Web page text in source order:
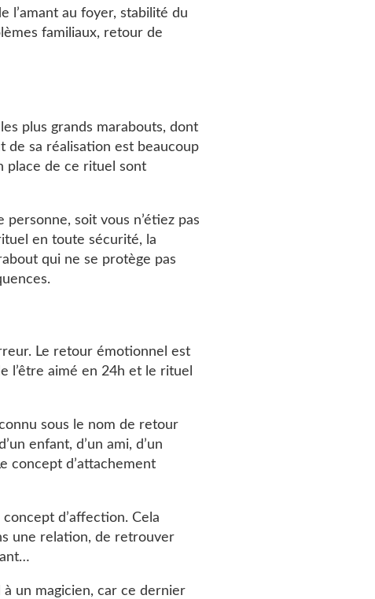
l’amant au foyer, stabilité du
familiaux, retour de
plus grands marabouts, dont
de sa réalisation est beaucoup
place de ce rituel sont
soit vous n’étiez pas
en toute sécurité, la
qui ne se protège pas
Le retour émotionnel est
l’être aimé en 24h et le rituel
sous le nom de retour
enfant, d’un ami, d’un
concept d’attachement
d’affection. Cela
une relation, de retrouver
à un magicien, car ce dernier